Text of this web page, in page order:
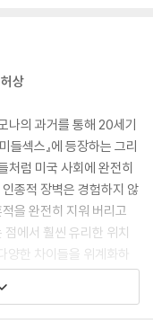
낄거리며 그녀가 말했다.
어왔다. 내 배를 위까지
떴다. 올려다보니 제롬이
바라보았고 나는 그가 안
버렸다. 마찬가지로 나
녀 사이에 끼인 어떤 존
으며 말했다.
상
나의 과거를 통해 20세기
들섹스』에 등장하는 그리
처럼 미국 사회에 완전히
종적 장벽은 경험하지 않
을 완전히 지워 버리고
에서 훨씬 유리한 위치
양한 차이들을 위계화하
이들을 미국 시민으로 동
국 사회의 안과 밖, 동화